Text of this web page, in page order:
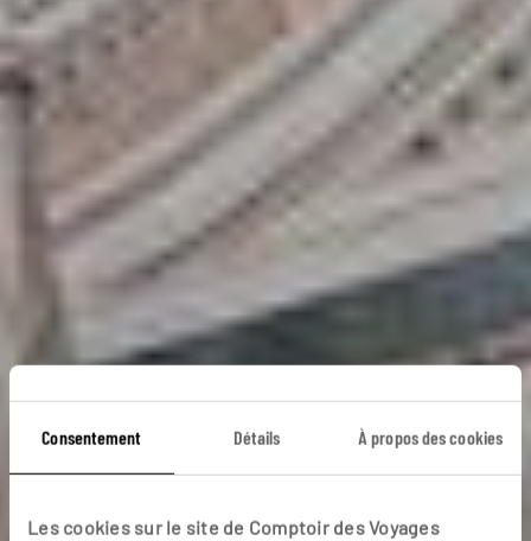
Consentement Détails À propos des cookies
Les cookies sur le site de Comptoir des Voyages
Florilège florentin